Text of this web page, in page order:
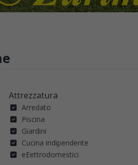
Attrezzatura
Arredato
Piscina
Giardini
Cucina indipendente
eEettrodomestici